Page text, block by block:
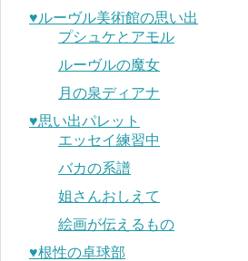
♥︎ルーヴル美術館の思い出
プシュケとアモル
ルーヴルの魔女
月の泉ディアナ
♥︎思い出パレット
エッセイ練習中
バカの系譜
姐さんおしえて
絵画が伝えるもの
♥︎根性の卓球部